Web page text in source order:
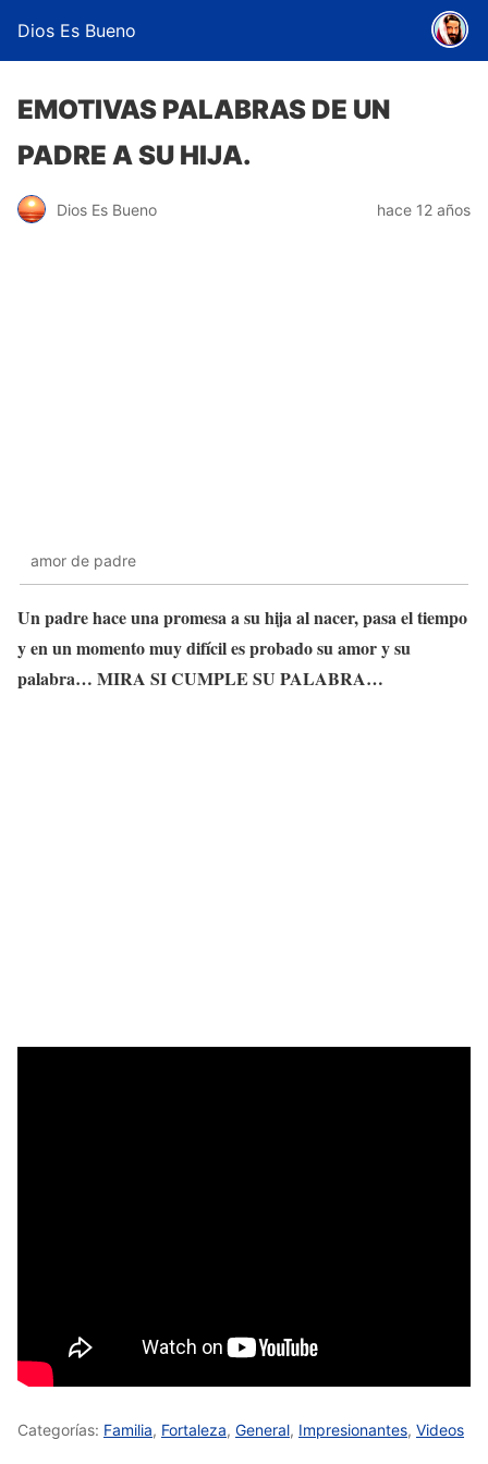
Dios Es Bueno
EMOTIVAS PALABRAS DE UN
PADRE A SU HIJA.
Dios Es Bueno hace 12 años
amor de padre
Un padre hace una promesa a su hija al nacer, pasa el tiempo
y en un momento muy difícil es probado su amor y su
palabra… MIRA SI CUMPLE SU PALABRA…
Categorías: Familia, Fortaleza, General, Impresionantes, Videos